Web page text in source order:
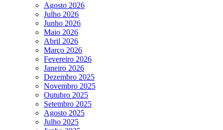
Agosto 2026
Julho 2026
Junho 2026
Maio 2026
Abril 2026
Março 2026
Fevereiro 2026
Janeiro 2026
Dezembro 2025
Novembro 2025
Outubro 2025
Setembro 2025
Agosto 2025
Julho 2025